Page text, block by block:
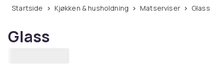
Startside Kjøkken & husholdning Matserviser Glass
Glass